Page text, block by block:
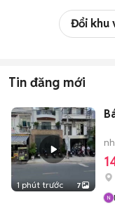
Đổi khu
Tin đăng mới
1 phút trước 7